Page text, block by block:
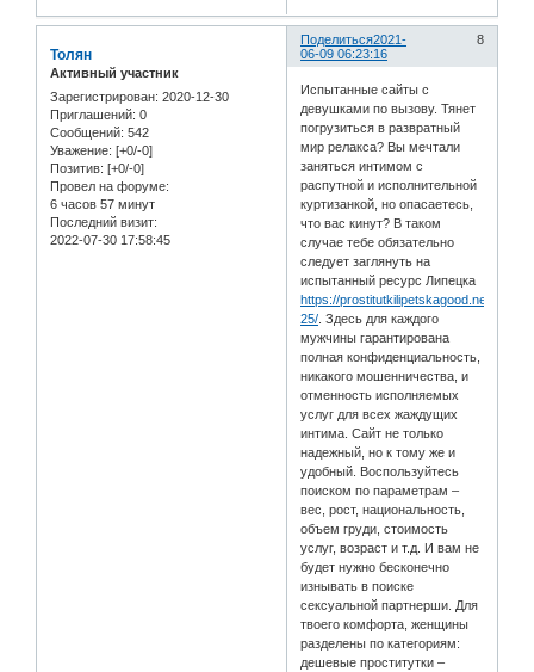
Поделиться 8
2021-
06-09 06:23:16
Толян
Активный участник
Зарегистрирован: 2020-12-30
Приглашений: 0
Сообщений: 542
Уважение: [+0/-0]
Позитив: [+0/-0]
Провел на форуме:
6 часов 57 минут
Последний визит:
2022-07-30 17:58:45
Испытанные сайты с
девушками по вызову. Тянет
погрузиться в развратный
мир релакса? Вы мечтали
заняться интимом с
распутной и исполнительной
куртизанкой, но опасаетесь,
что вас кинут? В таком
случае тебе обязательно
следует заглянуть на
испытанный ресурс Липецка
https://prostitutkilipetskagood.net/age21-
25/ . Здесь для каждого
мужчины гарантирована
полная конфиденциальность,
никакого мошенничества, и
отменность исполняемых
услуг для всех жаждущих
интима. Сайт не только
надежный, но к тому же и
удобный. Воспользуйтесь
поиском по параметрам –
вес, рост, национальность,
объем груди, стоимость
услуг, возраст и т.д. И вам не
будет нужно бесконечно
изнывать в поиске
сексуальной партнерши. Для
твоего комфорта, женщины
разделены по категориям:
дешевые проститутки –